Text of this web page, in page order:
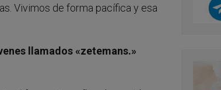
Vivimos de forma pacífica y esa
llamados «zetemans.»